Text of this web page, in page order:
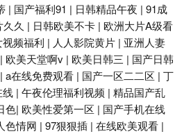
| 国产福利91 | 日韩精品午夜 | 91成
久 | 日韩欧美不卡 | 欧洲大片A级看
频福利 | 人人影院黄片 | 亚洲人妻
| 欧美天堂啊v | 欧美日韩三 | 国产日韩
| a在线免费观看 | 国产一区二二区 | 丁
线 | 午夜伦理福利视频 | 精品国产乱
色| 欧美性爱第一区 | 国产手机在线
色情网 | 97狠狠插 | 在线欧美观看 |